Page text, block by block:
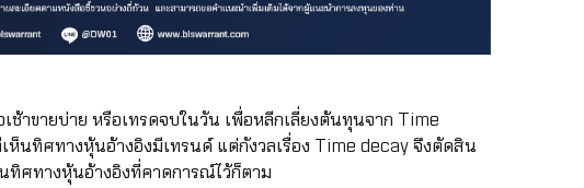
ช้าขายบ่าย หรือเทรดจบในวัน เพื่อหลีกเลี่ยงต้นทุนจาก Time
ห็นทิศทางหุ้นอ้างอิงมีเทรนด์ แต่กังวลเรื่อง Time decay จึงตัดสิน
ทิศทางหุ้นอ้างอิงที่คาดการณ์ไว้ก็ตาม